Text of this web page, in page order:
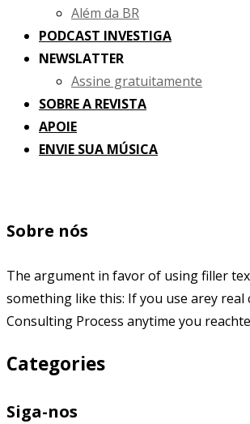
Além da BR
PODCAST INVESTIGA
NEWSLATTER
Assine gratuitamente
SOBRE A REVISTA
APOIE
ENVIE SUA MÚSICA
Sobre nós
The argument in favor of using filler
something like this: If you use arey real
Consulting Process anytime you
Categories
Siga-nos